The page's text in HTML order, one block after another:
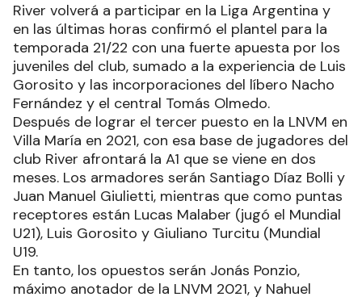
River volverá a participar en la Liga Argentina y
en las últimas horas confirmó el plantel para la
temporada 21/22 con una fuerte apuesta por los
juveniles del club, sumado a la experiencia de Luis
Gorosito y las incorporaciones del líbero Nacho
Fernández y el central Tomás Olmedo.
Después de lograr el tercer puesto en la LNVM en
Villa María en 2021, con esa base de jugadores del
club River afrontará la A1 que se viene en dos
meses. Los armadores serán Santiago Díaz Bolli y
Juan Manuel Giulietti, mientras que como puntas
receptores están Lucas Malaber (jugó el Mundial
U21), Luis Gorosito y Giuliano Turcitu (Mundial
U19.
En tanto, los opuestos serán Jonás Ponzio,
máximo anotador de la LNVM 2021, y Nahuel